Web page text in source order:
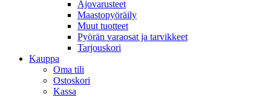
Ajovarusteet
Maastopyöräily
Muut tuotteet
Pyörän varaosat ja tarvikkeet
Tarjouskori
Kauppa
Oma tili
Ostoskori
Kassa